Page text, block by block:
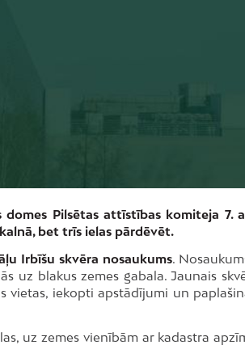
Pilsētas attīstības komiteja 7.
bet trīs ielas pārdēvēt.
Irbīšu skvēra nosaukums.
uz blakus zemes gabala. Jaunais
vietas, iekopti apstādījumi un
uz zemes vienībām ar kadastra